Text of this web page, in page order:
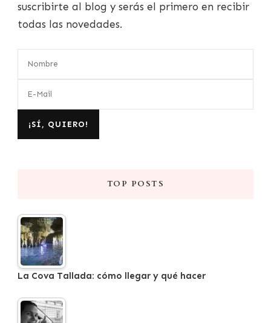
suscribirte al blog y serás el primero en recibir
todas las novedades.
TOP POSTS
La Cova Tallada: cómo llegar y qué hacer